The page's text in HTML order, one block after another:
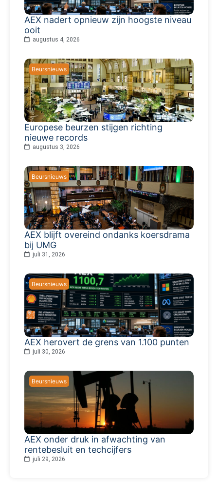
AEX nadert opnieuw zijn hoogste niveau
ooit
augustus 4, 2026
Beursnieuws
Europese beurzen stijgen richting
nieuwe records
augustus 3, 2026
Beursnieuws
AEX blijft overeind ondanks koersdrama
bij UMG
juli 31, 2026
Beursnieuws
AEX herovert de grens van 1.100 punten
juli 30, 2026
Beursnieuws
AEX onder druk in afwachting van
rentebesluit en techcijfers
juli 29, 2026